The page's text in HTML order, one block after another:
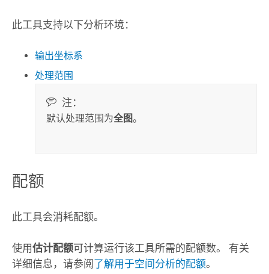
此工具支持以下分析环境：
输出坐标系
处理范围
注：
默认处理范围为全图。
配额
此工具会消耗配额。
使用估计配额可计算运行该工具所需的配额数。 有关
详细信息，请参阅 了解用于空间分析的配额。